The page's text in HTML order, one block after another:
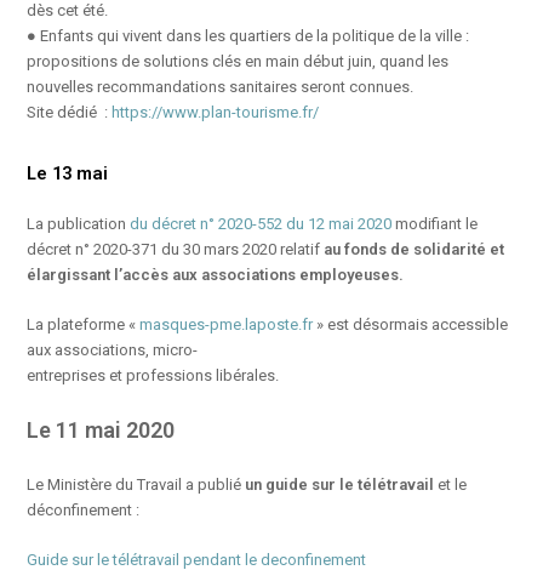
dès cet été.
● Enfants qui vivent dans les quartiers de la politique de la ville :
propositions de solutions clés en main début juin, quand les
nouvelles recommandations sanitaires seront connues.
Site dédié : https://www.plan-tourisme.fr/
Le 13 mai
La publication du décret n° 2020-552 du 12 mai 2020 modifiant le
décret n° 2020-371 du 30 mars 2020 relatif au fonds de solidarité et
élargissant l’accès aux associations employeuses.
La plateforme «masques-pme.laposte.fr» est désormais accessible
aux associations, micro-
entreprises et professions libérales.
Le 11 mai 2020
Le Ministère du Travail a publié un guide sur le télétravail et le
déconfinement :
Guide sur le télétravail pendant le deconfinement